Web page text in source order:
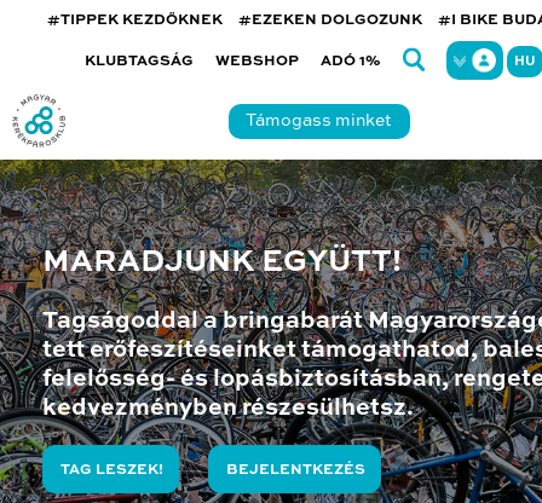
#TIPPEK KEZDŐKNEK #EZEKEN DOLGOZUNK #I BIKE
KLUBTAGSÁG WEBSHOP ADÓ 1% HU
Támogass minket
MARADJUNK EGYÜTT!
Tagságoddal a bringabarát
tett erőfeszítéseinket támogathatod,
felelősség- és lopásbiztosításban,
kedvezményben részesülhetsz.
TAG LESZEK! BEJELENTKEZÉS